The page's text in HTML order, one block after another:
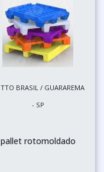
BRASIL / GUARAREMA
- SP
pallet rotomoldado